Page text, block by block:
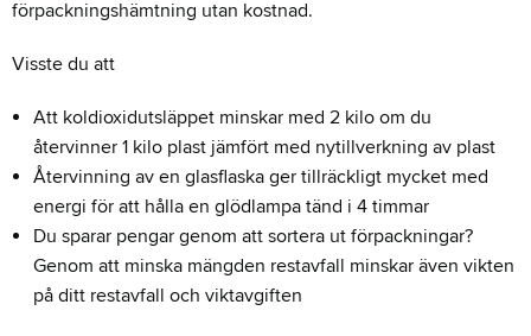
förpackningshämtning utan kostnad.
Visste du att
Att koldioxidutsläppet minskar med 2 kilo om du
återvinner 1 kilo plast jämfört med nytillverkning av plast
Återvinning av en glasflaska ger tillräckligt mycket med
energi för att hålla en glödlampa tänd i 4 timmar
Du sparar pengar genom att sortera ut förpackningar?
Genom att minska mängden restavfall minskar även vikten
på ditt restavfall och viktavgiften